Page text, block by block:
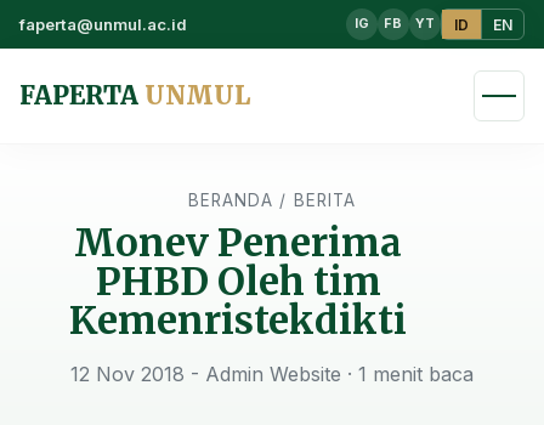
faperta@unmul.ac.id IG FB YT ID EN
FAPERTA UNMUL
BERANDA / BERITA
Monev Penerima
PHBD Oleh tim
Kemenristekdikti
12 Nov 2018 - Admin Website · 1 menit baca